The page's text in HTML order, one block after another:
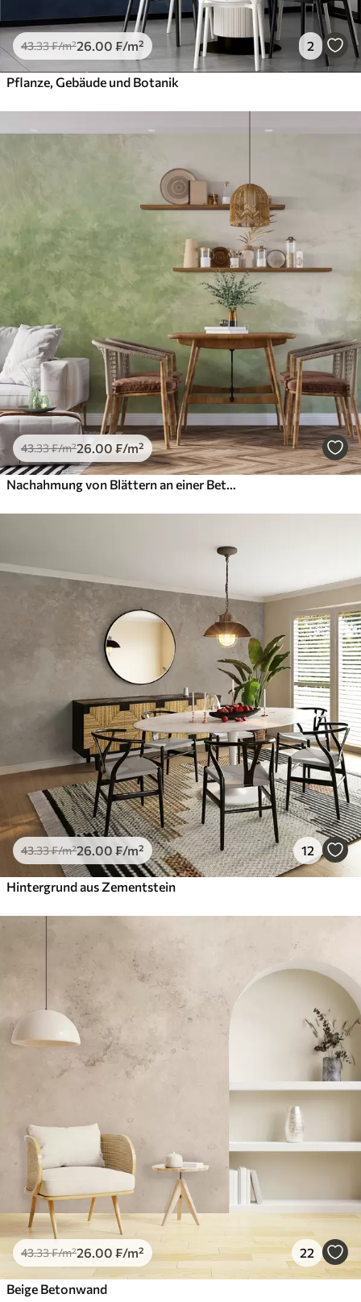
43.33₣/m²26 .00 ₣/m² 2
Pflanze, Gebäude und Botanik
43.33₣/m²26 .00 ₣/m²
43.33₣/m²26 .00 ₣/m² 12
Hintergrund aus Zementstein
43.33₣/m²26 .00 ₣/m² 22
Beige Betonwand